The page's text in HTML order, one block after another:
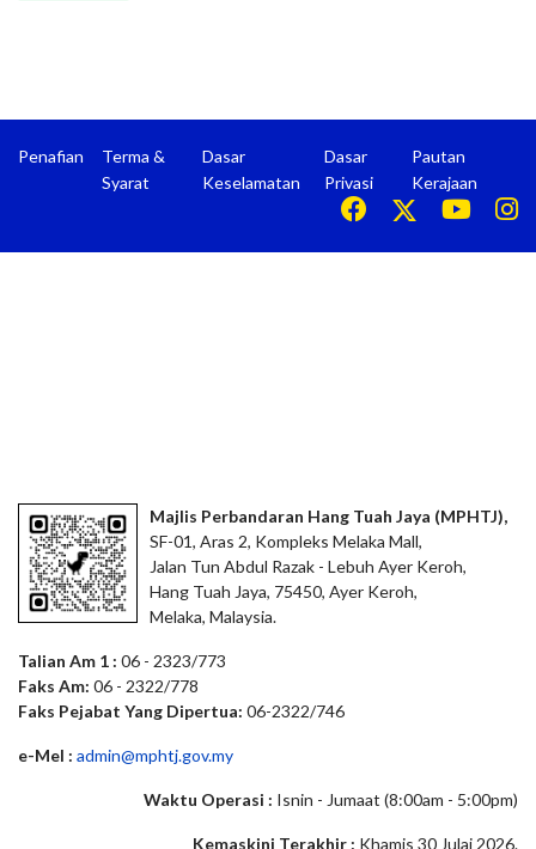
Penafian
Terma &
Syarat
Dasar
Keselamatan
Dasar
Privasi
Pautan
Kerajaan
Majlis Perbandaran Hang Tuah Jaya (MPHTJ),
SF-01, Aras 2, Kompleks Melaka Mall,
Jalan Tun Abdul Razak - Lebuh Ayer Keroh,
Hang Tuah Jaya, 75450, Ayer Keroh,
Melaka, Malaysia.
Talian Am 1 : 06 - 2323/773
Faks Am: 06 - 2322/778
Faks Pejabat Yang Dipertua: 06-2322/746
e-Mel : admin@mphtj.gov.my
Waktu Operasi : Isnin - Jumaat (8:00am - 5:00pm)
Kemaskini Terakhir : Khamis 30 Julai 2026.